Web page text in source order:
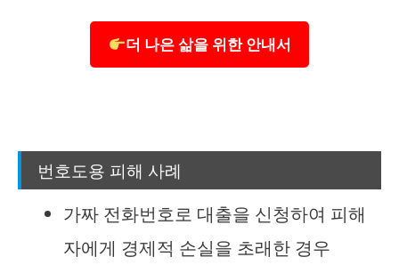
더 나은 삶을 위한 안내서
번호도용 피해 사례
가짜 전화번호로 대출을 신청하여 피해
자에게 경제적 손실을 초래한 경우